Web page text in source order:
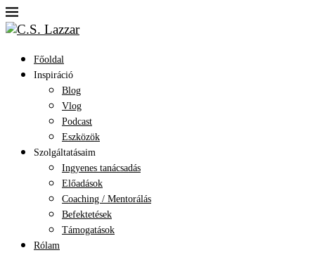
Főoldal
Inspiráció
Blog
Vlog
Podcast
Eszközök
Szolgáltatásaim
Ingyenes tanácsadás
Előadások
Coaching / Mentorálás
Befektetések
Támogatások
Rólam